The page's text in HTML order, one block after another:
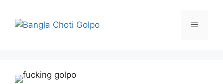
content
Menu